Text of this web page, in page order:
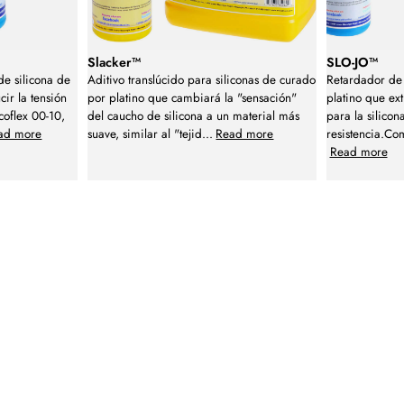
silicona de
la tensión
00-10,
more
Slacker™
Aditivo translúcido para siliconas de curado
por platino que cambiará la "sensación"
del caucho de silicona a un material más
suave, similar al "tejid... Read more
SLO-JO™
Retardador
platino que
para la
Read more